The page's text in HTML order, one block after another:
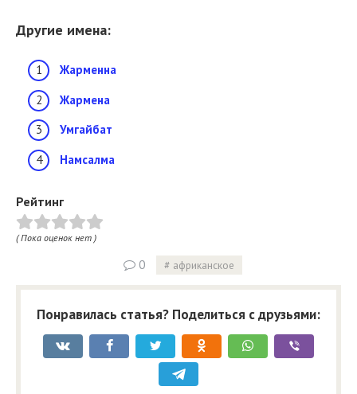
Другие имена:
Жарменна
Жармена
Умгайбат
Намсалма
Рейтинг
( Пока оценок нет )
0 африканское
Понравилась статья? Поделиться с друзьями: